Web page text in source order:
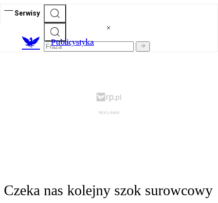
Serwisy
Publicystyka
Czeka nas kolejny szok surowcowy